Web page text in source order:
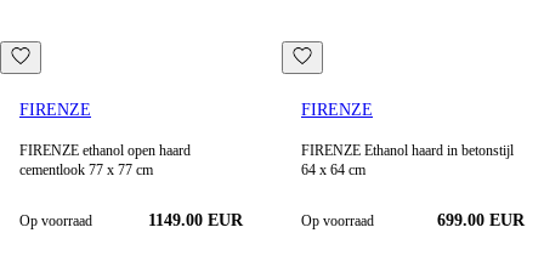
FIRENZE
FIRENZE ethanol open haard
cementlook 77 x 77 cm
Op voorraad 1149.00 EUR
FIRENZE
FIRENZE Ethanol haard in betonstijl
64 x 64 cm
Op voorraad 699.00 EUR